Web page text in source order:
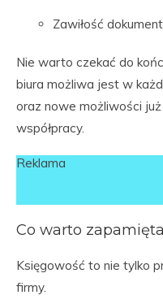
Zawiłość
Nie warto czekać do
biura możliwa jest w
oraz nowe możliwości
współpracy.
Reklama
Co warto
Księgowość to nie tylko
firmy.